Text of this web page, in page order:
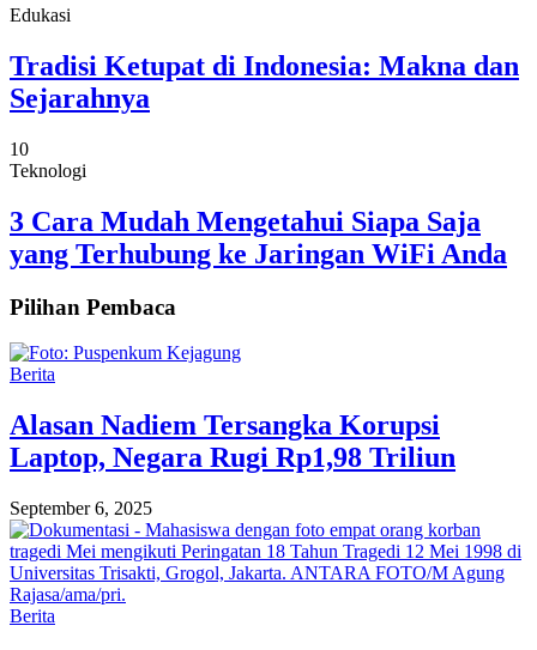
Edukasi
Tradisi Ketupat di Indonesia: Makna dan
Sejarahnya
10
Teknologi
3 Cara Mudah Mengetahui Siapa Saja
yang Terhubung ke Jaringan WiFi Anda
Pilihan Pembaca
Berita
Alasan Nadiem Tersangka Korupsi
Laptop, Negara Rugi Rp1,98 Triliun
September 6, 2025
Berita